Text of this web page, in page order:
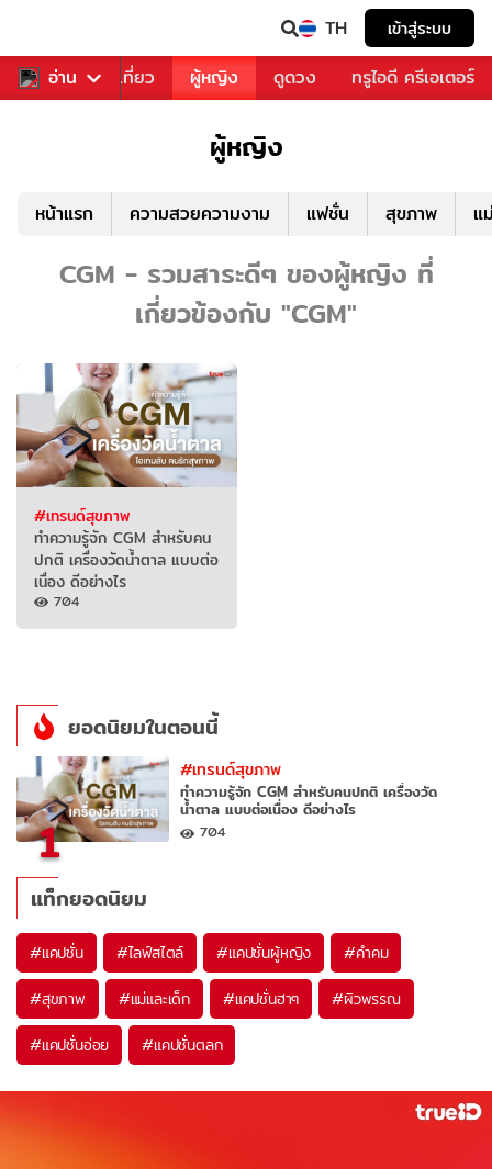
TH เข้าสู่ระบบ
อ่าน
อาหาร ท่องเที่ยว ผู้หญิง ดูดวง ทรูไอดี ครีเอเตอร์
ผู้หญิง
หน้าแรก ความสวยความงาม แฟชั่น สุขภาพ แ
CGM - รวมสาระดีๆ ของผู้หญิง ที่
เกี่ยวข้องกับ "CGM"
#เทรนด์สุขภาพ
ทำความรู้จัก CGM สำหรับคน
ปกติ เครื่องวัดน้ำตาล แบบต่อ
เนื่อง ดีอย่างไร
704
ยอดนิยมในตอนนี้
1
#เทรนด์สุขภาพ
ทำความรู้จัก CGM สำหรับคนปกติ เครื่องวัด
น้ำตาล แบบต่อเนื่อง ดีอย่างไร
704
แท็กยอดนิยม
#แคปชั่น #ไลฟ์สไตล์ #แคปชั่นผู้หญิง #คำคม
#สุขภาพ #แม่และเด็ก #แคปชั่นฮาๆ #ผิวพรรณ
#แคปชั่นอ่อย #แคปชั่นตลก